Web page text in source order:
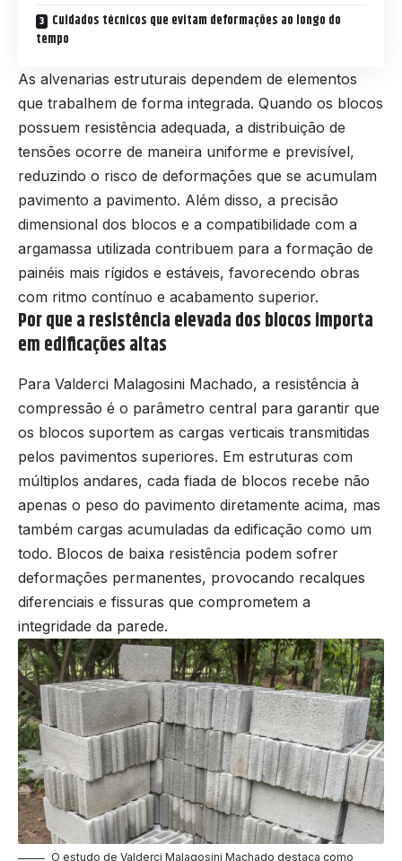
Cuidados técnicos que evitam deformações ao longo do
tempo
As alvenarias estruturais dependem de elementos
que trabalhem de forma integrada. Quando os blocos
possuem resistência adequada, a distribuição de
tensões ocorre de maneira uniforme e previsível,
reduzindo o risco de deformações que se acumulam
pavimento a pavimento. Além disso, a precisão
dimensional dos blocos e a compatibilidade com a
argamassa utilizada contribuem para a formação de
painéis mais rígidos e estáveis, favorecendo obras
com ritmo contínuo e acabamento superior.
Por que a resistência elevada dos blocos importa
em edificações altas
Para Valderci Malagosini Machado, a resistência à
compressão é o parâmetro central para garantir que
os blocos suportem as cargas verticais transmitidas
pelos pavimentos superiores. Em estruturas com
múltiplos andares, cada fiada de blocos recebe não
apenas o peso do pavimento diretamente acima, mas
também cargas acumuladas da edificação como um
todo. Blocos de baixa resistência podem sofrer
deformações permanentes, provocando recalques
diferenciais e fissuras que comprometem a
integridade da parede.
O estudo de Valderci Malagosini Machado destaca como